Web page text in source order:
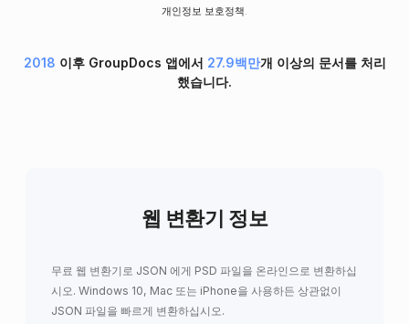
개인정보 보호정책.
2018 이후 GroupDocs 앱에서 27.9백만개 이상의 문서를 처리
했습니다.
웹 변환기 정보
무료 웹 변환기로 JSON 에게 PSD 파일을 온라인으로 변환하십
시오. Windows 10, Mac 또는 iPhone을 사용하든 상관없이
JSON 파일을 빠르게 변환하십시오.